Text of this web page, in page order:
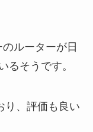
ルーターが日
るそうです。
り、評価も良い